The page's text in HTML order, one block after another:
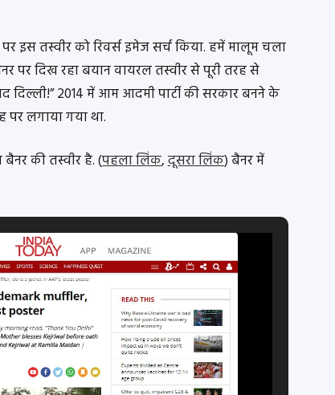
इस तस्वीर को रिवर्स इमेज सर्च किया. हमें मालूम चला
पर दिख रहा बयान वायरल तस्वीर से पूरी तरह से
2014 में आम आदमी पार्टी की सरकार बनने के
लगाया गया था.
की तस्वीर है. (पहला लिंक,दूसरा लिंक) बैनर में